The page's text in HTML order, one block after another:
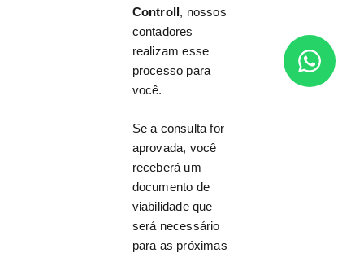
Controll, nossos
contadores
realizam esse
processo para
você.
Se a consulta for
aprovada, você
receberá um
documento de
viabilidade que
será necessário
para as próximas